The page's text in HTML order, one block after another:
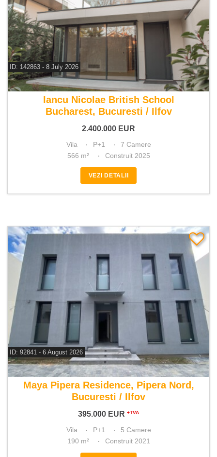
ID: 142863 - 8 July 2026
De vanzare vila 7 camere
Iancu Nicolae British School
Bucharest, Bucuresti / Ilfov
2.400.000 EUR
Vila P+1
7 Camere
566 m²
Construit 2025
VEZI DETALII
ID: 92841 - 6 August 2026
De vanzare vila 5 camere
Maya Pipera Residence, Pipera Nord,
Bucuresti / Ilfov
395.000 EUR +TVA
Vila P+1
5 Camere
190 m²
Construit 2021